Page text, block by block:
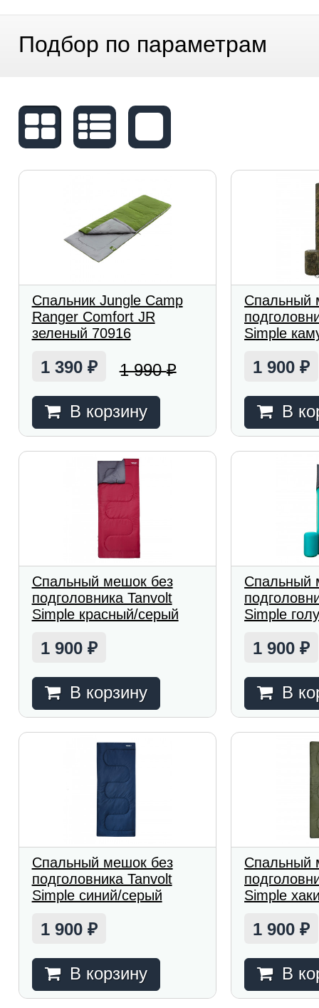
Подбор по параметрам
Спальник Jungle Camp
Ranger Comfort JR
зеленый 70916
1 390 ₽ 1 990₽
В корзину
Спальный
Simple
1 900₽
В
Спальный мешок без
подголовника Tanvolt
Simple красный/серый
1 900 ₽
В корзину
Спальный
Simple
1 900₽
В
Спальный мешок без
подголовника Tanvolt
Simple синий/серый
1 900 ₽
В корзину
Спальный
Simple
1 900₽
В